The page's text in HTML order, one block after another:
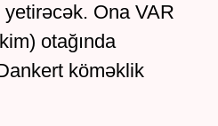
Ona VAR
otağında
köməklik